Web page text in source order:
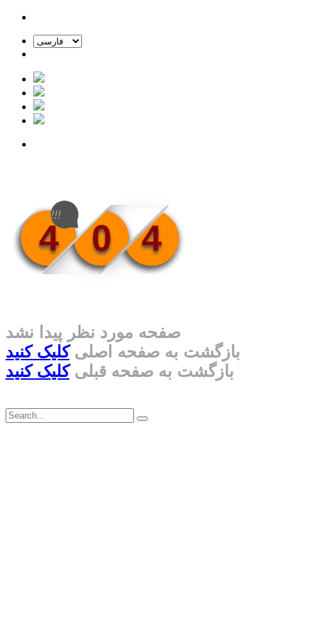
4 0 4
!!!
صفحه مورد نظر پیدا نشد
بازگشت به صفحه اصلیکلیک کنید
بازگشت به صفحه قبلیکلیک کنید